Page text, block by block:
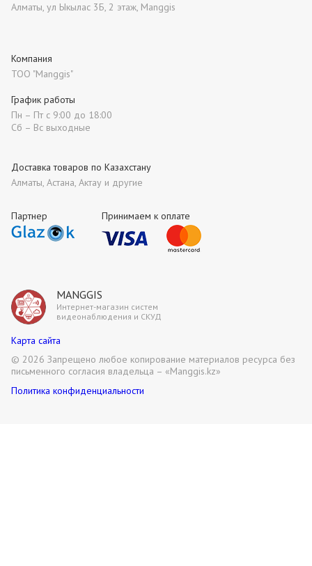
MANGGIS
Интернет-магазин систем
видеонаблюдения и СКУД
Партнер Принимаем к оплате
Алматы, ул Ыкылас 3Б, 2 этаж, Manggis
Компания
ТОО "Manggis"
Доставка товаров по Казахстану
Алматы, Астана, Актау и другие
График работы
Пн – Пт с 9:00 до 18:00
Сб – Вс выходные
Карта сайта
Политика конфиденциальности
© 2026 Запрещено любое копирование материалов ресурса без
письменного согласия владельца – «Manggis.kz»